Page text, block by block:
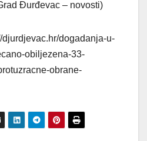
Đurđevac – novosti)
dogadanja-u-
obiljezena-33-
obrane-